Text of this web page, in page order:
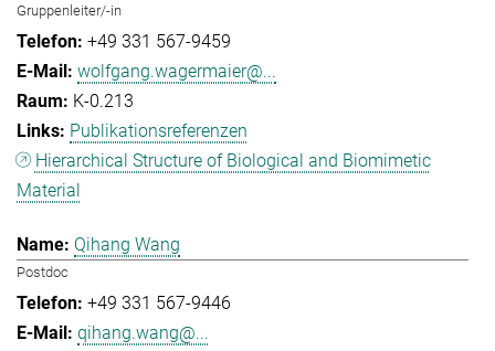
Gruppenleiter/-in
+49 331 567-9459
wolfgang.wagermaier@...
K-0.213
Publikationsreferenzen
Hierarchical Structure of Biological and Biomimetic
Material
Qihang Wang
Postdoc
+49 331 567-9446
qihang.wang@...